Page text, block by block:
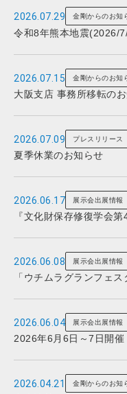
2026.07.29 金剛からのお知
令和8年熊本地震(2026/
2026.07.15 金剛からのお知
大阪支店 事務所移転の
2026.07.09 プレスリリース
夏季休業のお知らせ
2026.06.17 展示会出展情報
『文化財保存修復学会
2026.06.08 展示会出展情報
「ウチムラグランフェ
2026.06.04 展示会出展情報
2026年6月6日～7日開催
2026.04.21 金剛からのお知